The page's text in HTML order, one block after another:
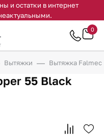
и остатки в интернет
0
Вытяжки Вытяжка
55 Black